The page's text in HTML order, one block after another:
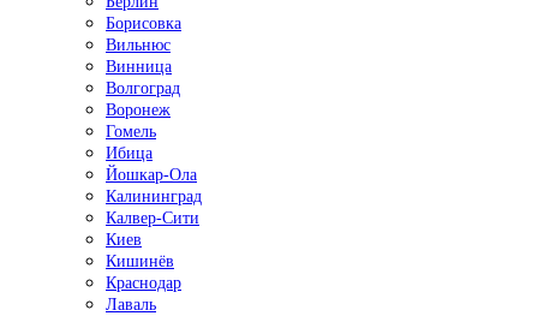
Борисовка
Вильнюс
Винница
Волгоград
Воронеж
Гомель
Ибица
Йошкар-Ола
Калининград
Калвер-Сити
Киев
Кишинёв
Краснодар
Лаваль